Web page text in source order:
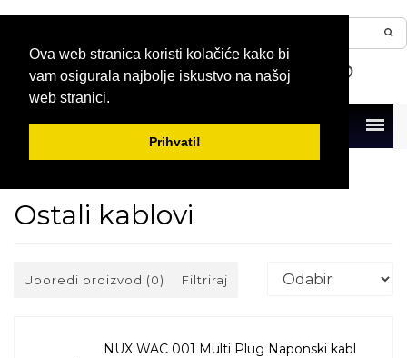
Ova web stranica koristi kolačiće kako bi
vam osigurala najbolje iskustvo na našoj
web stranici.
Prihvati!
Menu
Ostali kablovi
Uporedi proizvod (0) Filtriraj
NUX WAC 001 Multi Plug Naponski kabl